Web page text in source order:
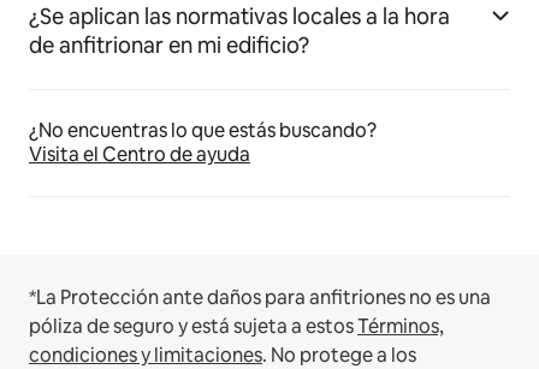
¿Se aplican las normativas locales a la hora
de anfitrionar en mi edificio?
¿No encuentras lo que estás buscando?
Visita el Centro de ayuda
*La Protección ante daños para anfitriones no es una
póliza de seguro y está sujeta a estosTérminos,
condiciones y limitaciones. No protege a los